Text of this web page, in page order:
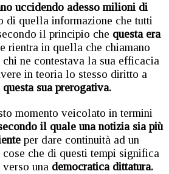
uccidendo adesso milioni di
di quella informazione che tutti
il principio che questa era
rientra in quella che chiamano
ne contestava la sua efficacia
in teoria lo stesso diritto a
questa sua prerogativa.
momento veicolato in termini
il quale una notizia sia più
per dare continuità ad un
che di questi tempi significa
una democratica dittatura.